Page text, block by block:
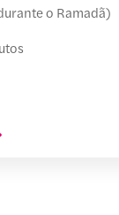
o Ramadã)